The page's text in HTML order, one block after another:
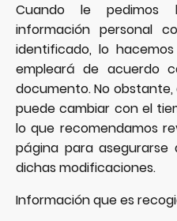
Cuando le pedimos
información personal
identificado, lo
empleará de acuerdo
documento. No
puede cambiar con el
lo que recomendamos
página para
dichas modificaciones.
Información que es